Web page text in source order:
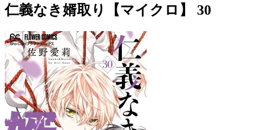
仁義なき婿取り【マイクロ】 30